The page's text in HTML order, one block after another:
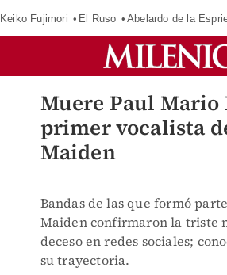
Keiko Fujimori El Ruso Abelardo de la
Muere Paul Mario
primer vocalista
Maiden
Bandas de las que formó
Maiden confirmaron la triste
deceso en redes sociales;
su trayectoria.